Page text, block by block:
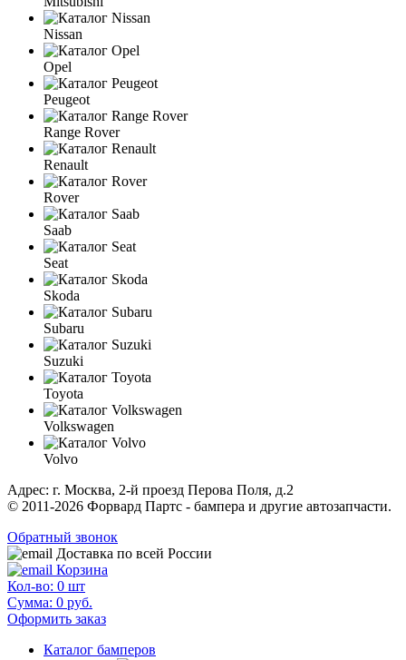
Nissan
Opel
Peugeot
Range Rover
Renault
Rover
Saab
Seat
Skoda
Subaru
Suzuki
Toyota
Volkswagen
Volvo
Адрес: г. Москва, 2-й проезд Перова Поля, д.2
© 2011-2026 Форвард Партс - бампера и другие автозапчасти.
Обратный звонок
Доставка по всей России
Корзина
Кол-во: 0 шт
Сумма: 0 руб.
Оформить заказ
Каталог бамперов